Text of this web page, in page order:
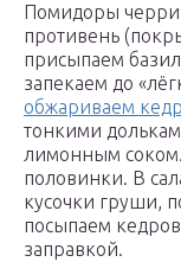
Помидоры черри
противень
присыпаем
запекаем до
обжариваем
тонкими
лимонным
половинки. В
кусочки груши,
посыпаем
заправкой.